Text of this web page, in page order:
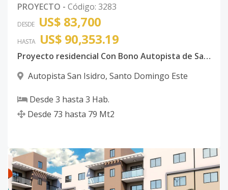
PROYECTO - Código: 3283
DESDE US$ 83,700
HASTA US$ 90,353.19
Proyecto residencial Con Bono Autopista de San Isidro
Autopista San Isidro, Santo Domingo Este
Desde 3 hasta 3 Hab.
Desde 73 hasta 79 Mt2